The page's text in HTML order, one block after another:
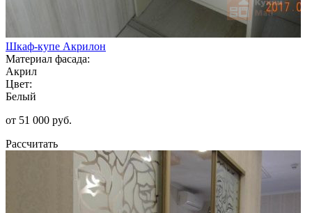
Шкаф-купе Акрилон
Материал фасада:
Акрил
Цвет:
Белый
от 51 000 руб.
Рассчитать